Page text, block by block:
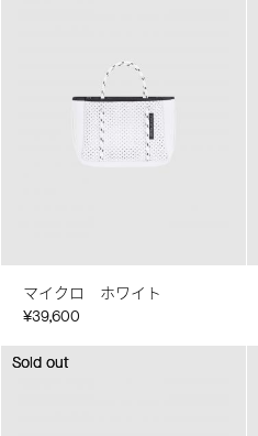
マイクロ ホワイト
¥39,600
Sold out
Sold out